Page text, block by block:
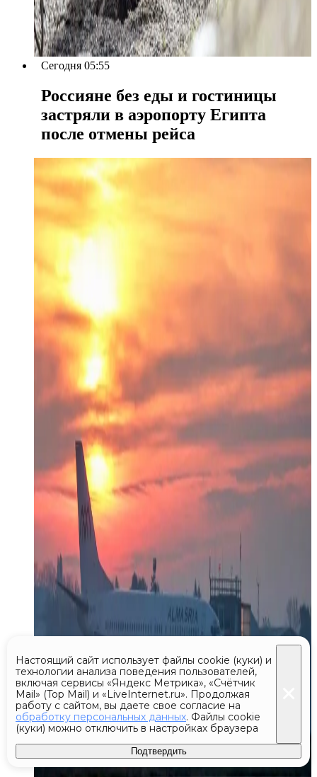
Сегодня 05:55
Россияне без еды и гостиницы
застряли в аэропорту Египта
после отмены рейса
Настоящий сайт использует файлы cookie (куки) и
технологии анализа поведения пользователей,
включая сервисы «Яндекс Метрика», «Счётчик
Mail» (Top Mail) и «LiveInternet.ru». Продолжая
работу с сайтом, вы даете свое согласие на
обработку персональных данных. Файлы cookie
(куки) можно отключить в настройках браузера
Подтвердить